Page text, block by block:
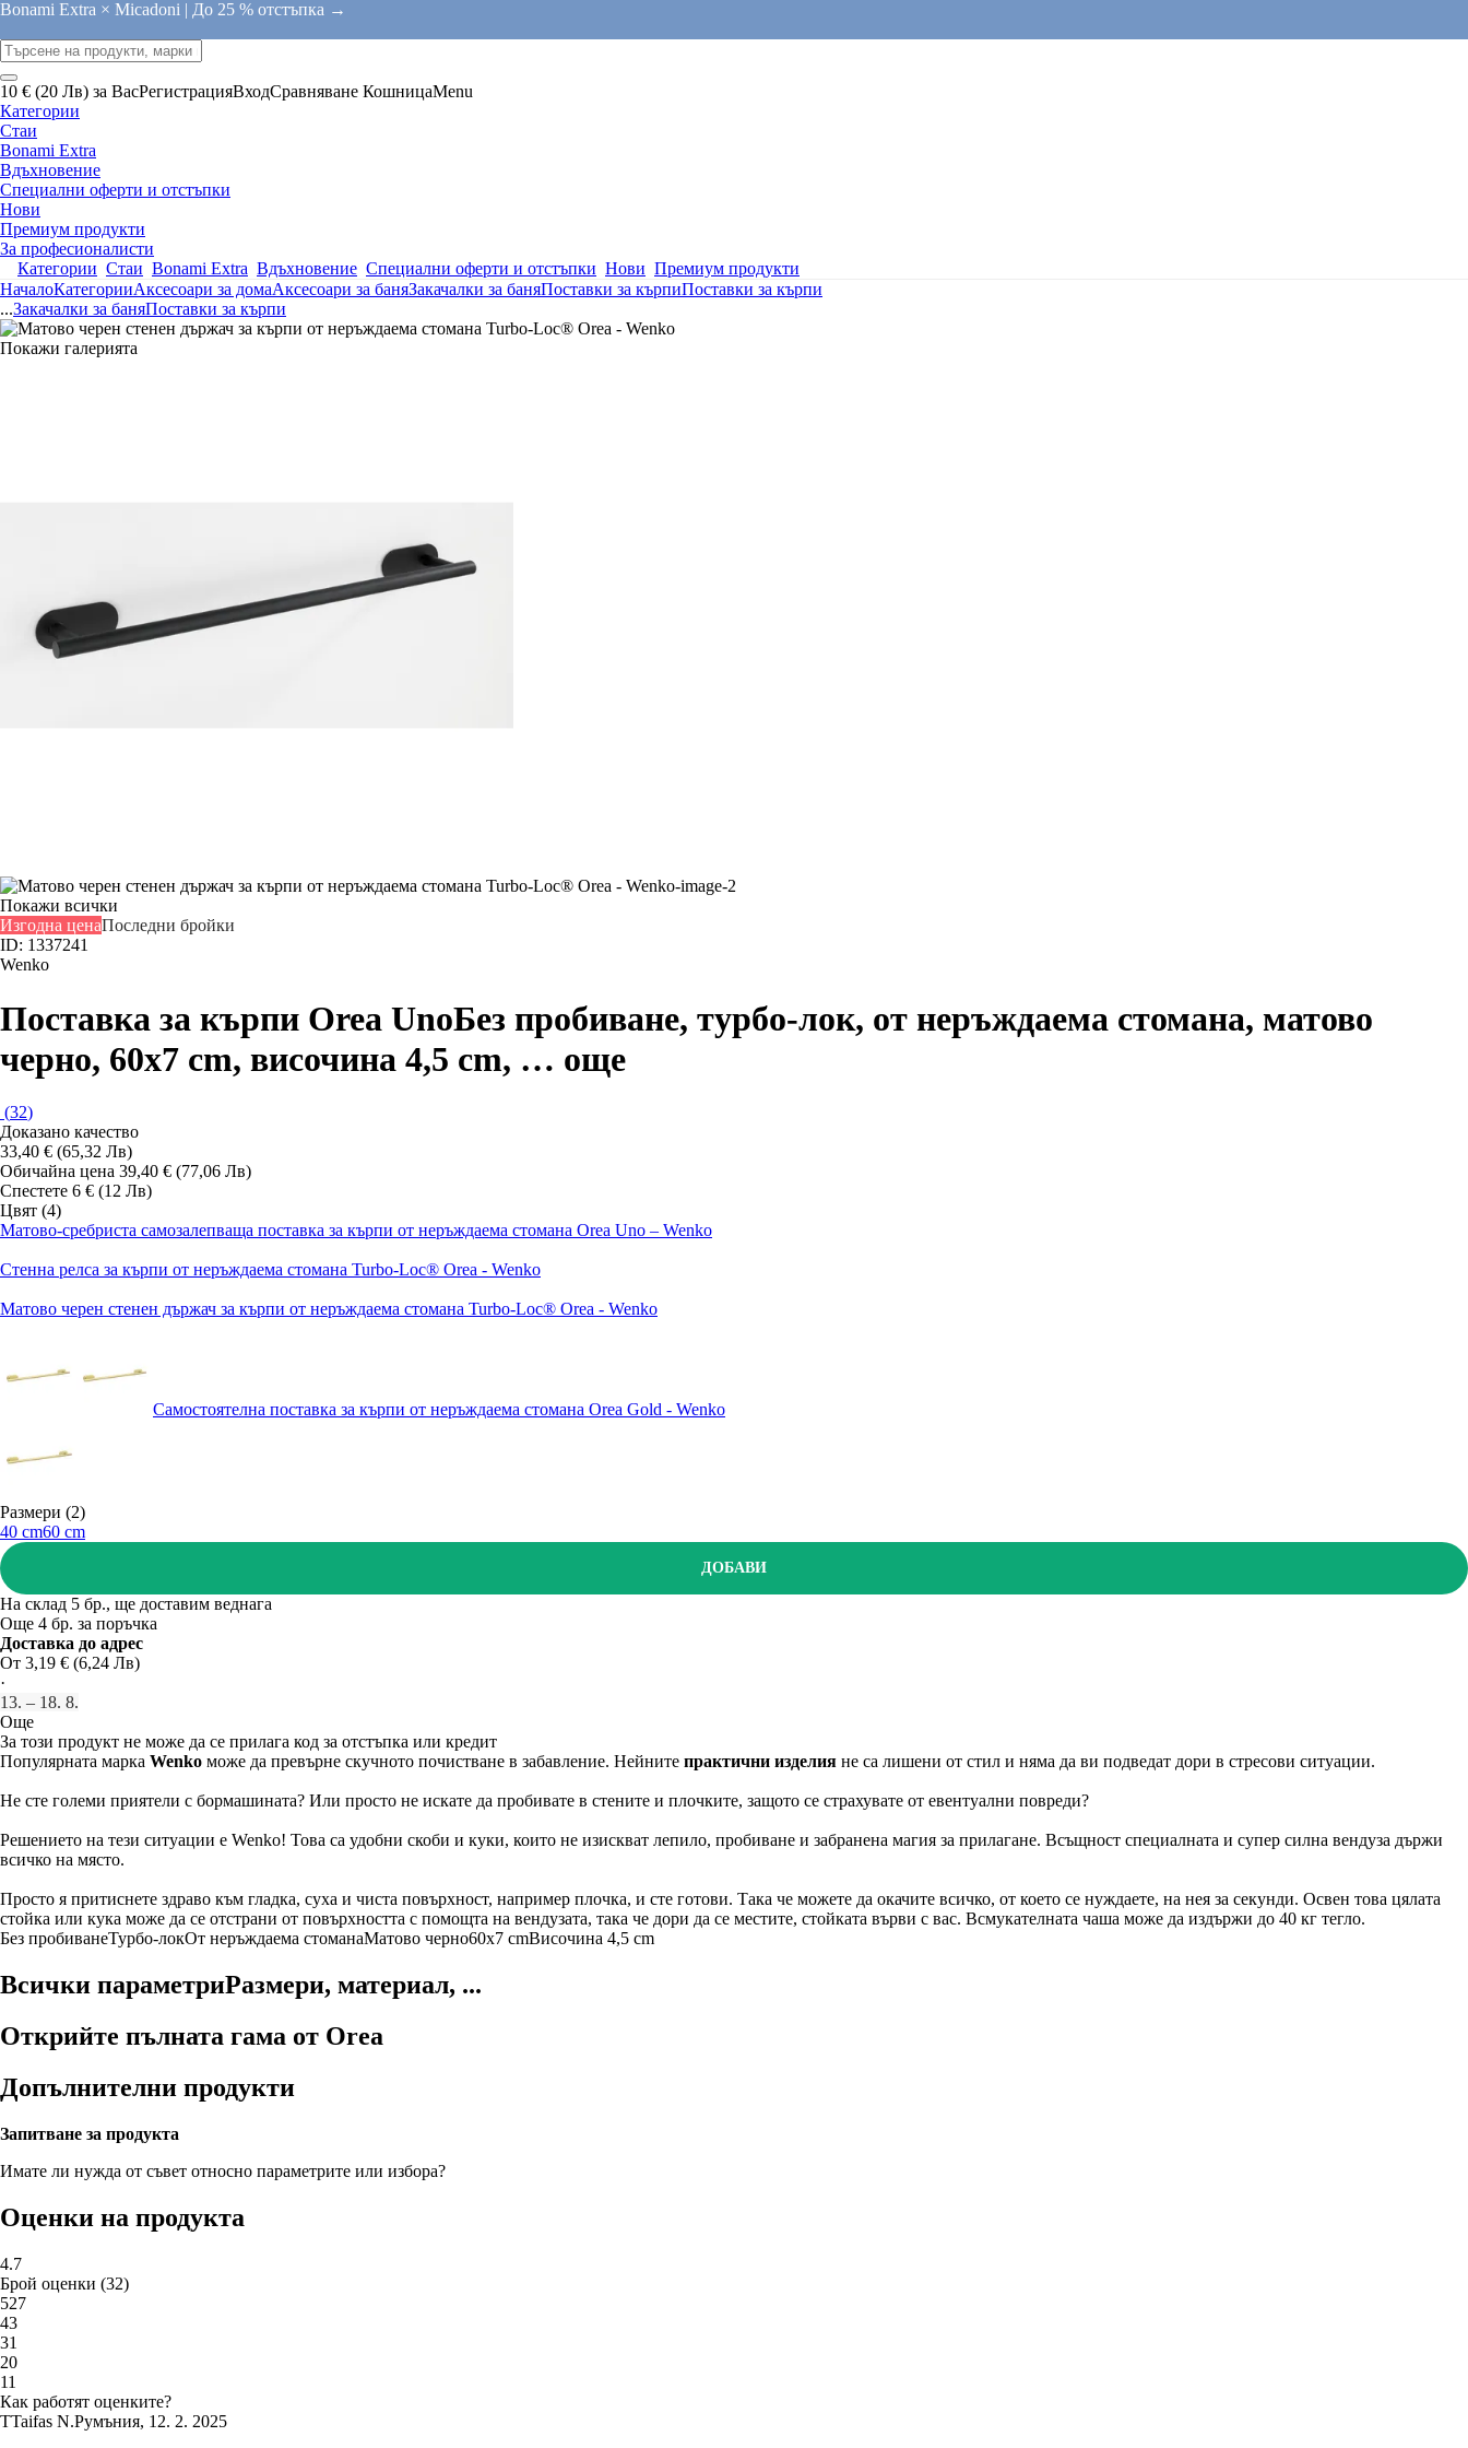
Bonami Extra × Micadoni | До 25 % отстъпка →
10 € (20 Лв) за ВасРегистрацияВходСравняване КошницаMenu
Категории
Стаи
Bonami Extra
Вдъхновение
Специални оферти и отстъпки
Нови
Премиум продукти
За професионалисти
Категории Стаи Bonami Extra Вдъхновение Специални оферти и отстъпки Нови Премиум продукти
НачалоКатегорииАксесоари за домаАксесоари за баняЗакачалки за баняПоставки за кърпиПоставки за кърпи
...Закачалки за баняПоставки за кърпи
Покажи галерията
Покажи всички
Изгодна ценаПоследни бройки
ID: 1337241
Wenko
Поставка за кърпи Orea UnoБез пробиване, турбо-лок, от неръждаема стомана, матово
черно, 60x7 cm, височина 4,5 cm, … още
(32)
Доказано качество
33,40 € (65,32 Лв)
Обичайна цена 39,40 € (77,06 Лв)
Спестете 6 € (12 Лв)
Цвят (4)
Матово-сребриста самозалепваща поставка за кърпи от неръждаема стомана Orea Uno – Wenko
Стенна релса за кърпи от неръждаема стомана Turbo-Loc® Orea - Wenko
Матово черен стенен държач за кърпи от неръждаема стомана Turbo-Loc® Orea - Wenko
Самостоятелна поставка за кърпи от неръждаема стомана Orea Gold - Wenko
Размери (2)
40 cm60 cm
ДОБАВИ
На склад 5 бр., ще доставим веднага
Още 4 бр. за поръчка
Доставка до адрес
От 3,19 € (6,24 Лв)
·
13. – 18. 8.
Още
За този продукт не може да се прилага код за отстъпка или кредит
Популярната марка Wenko може да превърне скучното почистване в забавление. Нейните практични изделия не са лишени от стил и няма да ви подведат дори в стресови ситуации.
Не сте големи приятели с бормашината? Или просто не искате да пробивате в стените и плочките, защото се страхувате от евентуални повреди?
Решението на тези ситуации е Wenko! Това са удобни скоби и куки, които не изискват лепило, пробиване и забранена магия за прилагане. Всъщност специалната и супер силна вендуза държи
всичко на място.
Просто я притиснете здраво към гладка, суха и чиста повърхност, например плочка, и сте готови. Така че можете да окачите всичко, от което се нуждаете, на нея за секунди. Освен това цялата
стойка или кука може да се отстрани от повърхността с помощта на вендузата, така че дори да се местите, стойката върви с вас. Всмукателната чаша може да издържи до 40 кг тегло.
Без пробиванеТурбо-локОт неръждаема стоманаМатово черно60x7 cmВисочина 4,5 cm
Всички параметриРазмери, материал, ...
Открийте пълната гама от Orea
Допълнителни продукти
Запитване за продукта
Имате ли нужда от съвет относно параметрите или избора?
Оценки на продукта
4.7
Брой оценки (32)
527
43
31
20
11
Как работят оценките?
TTaifas N.Румъния, 12. 2. 2025